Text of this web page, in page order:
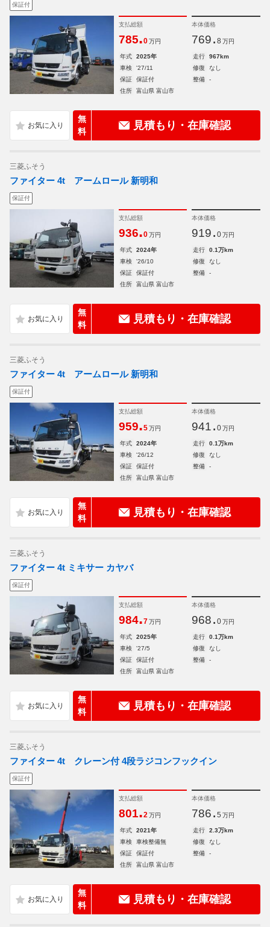
保証付
支払総額
785.0 万円
本体価格
769. 8 万円
年式 2025年 走行
967km
車検
'27/11 修復
なし
保証
保証付 整備
-
住所
富山県 富山市
無
料
見積もり・在庫確認
三菱ふそう
ファイター 4t アームロール 新明和
保証付
支払総額
936.0 万円
本体価格
919. 0 万円
年式 2024年 走行
0.1万km
車検
'26/10 修復
なし
保証
保証付 整備
-
住所
富山県 富山市
無
料
見積もり・在庫確認
三菱ふそう
ファイター 4t アームロール 新明和
保証付
支払総額
959.5 万円
本体価格
941. 0 万円
年式 2024年 走行
0.1万km
車検
'26/12 修復
なし
保証
保証付 整備
-
住所
富山県 富山市
無
料
見積もり・在庫確認
三菱ふそう
ファイター 4t ミキサー カヤバ
保証付
支払総額
984.7 万円
本体価格
968. 0 万円
年式 2025年 走行
0.1万km
車検
'27/5 修復
なし
保証
保証付 整備
-
住所
富山県 富山市
無
料
見積もり・在庫確認
三菱ふそう
ファイター 4t クレーン付 4段ラジコンフックイン
保証付
支払総額
801.2 万円
本体価格
786. 5 万円
年式 2021年 走行
2.3万km
車検
車検整備無 修復
なし
保証
保証付 整備
-
住所
富山県 富山市
無
料
見積もり・在庫確認